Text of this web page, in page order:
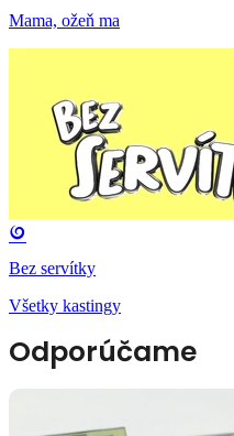
Mama, ožeň ma
Bez servítky
Všetky kastingy
Odporúčame